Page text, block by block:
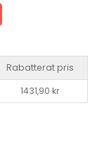
Rabatterat pris
1431,90 kr